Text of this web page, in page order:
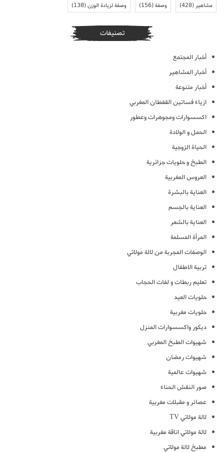
مشاهير(428) وصفة(156) وصفة لزيادة الوزن(138)
تصنيفات
أخبار المجتمع
أخبار المشاهير
أخبار متنوعة
ازياء فساتين القفطان المغربي
اكسسوارات ومجوهرات وعطور
الحمل و الولادة
الحياة الزوجية
الطبخ و حلويات جزائرية
العروس المغربية
العناية بالبشرة
العناية بالجسم
العناية بالشعر
المرأة المسلمة
الوصفات المجربة من لالة مولاتي
تربية الاطفال
تعليم ربطات و لفات الحجاب
حلويات العيد
حلويات مغربية
ديكور واكسسوارات المنزل
شهيوات الطبخ المغربي
شهيوات رمضان
شهيوات عالمية
صور النقش الحناء
عصائر و مقبلات مغربية
لالة مولاتي TV
لالة مولاتي اناقة مغربية
مطبخ لالة مولاتي